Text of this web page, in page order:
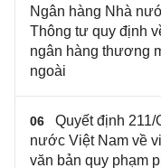
Ngân hàng Nhà
Thông tư quy định
ngân hàng thương
ngoài
06
Quyết định
nước Việt Nam về
văn bản quy phạm